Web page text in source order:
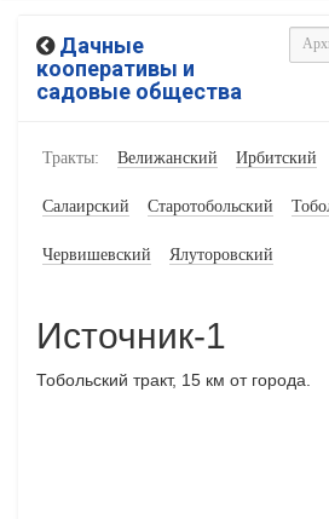
Дачные
кооперативы и
садовые общества
Тракты: Велижанский Ирбитский
Салаирский Старотобольский
Червишевский Ялуторовский
Источник-1
Тобольский тракт, 15 км от города.